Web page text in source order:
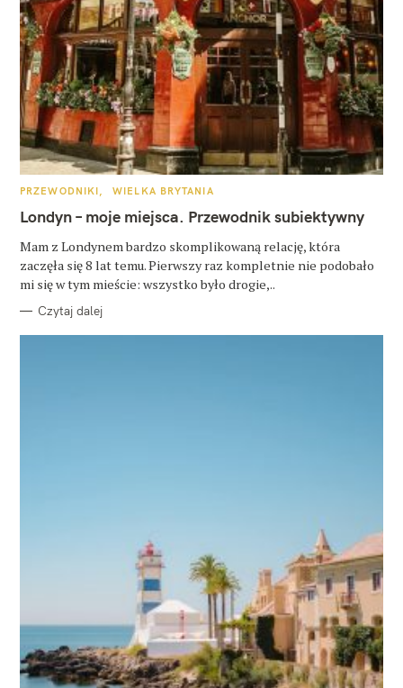
K
T
E
O
R
I
PRZEWODNIKI WIELKA BRYTANIA
Londyn – moje miejsca. Przewodnik subiektywny
Mam z Londynem bardzo skomplikowaną relację, która
zaczęła się 8 lat temu. Pierwszy raz kompletnie nie podobało
mi się w tym mieście: wszystko było drogie,..
Czytaj dalej
W
y